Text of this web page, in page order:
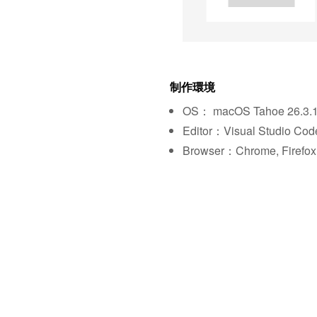
制作環境
OS： macOS Tahoe 26.3.1
Editor：Visual Studio
Browser：Chrome,